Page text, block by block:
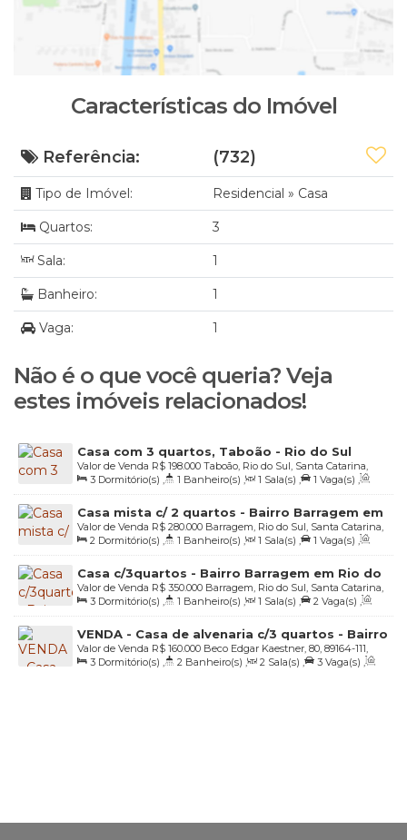
Características do Imóvel
Referência: (732)
Tipo de Imóvel: Residencial » Casa
Quartos: 3
Sala: 1
Banheiro: 1
Vaga: 1
Não é o que você queria? Veja
estes imóveis relacionados!
Casa com 3 quartos, Taboão - Rio do Sul
R$ 198.000
Valor de Venda
Taboão, Rio do Sul, Santa Catarina,
Brasil
3 Dormitório(s) , 1 Banheiro(s) , 1 Sala(s) , 1 Vaga(s) ,
Útil: 140.00m² , Terreno: 391.00m² , Fundos: 26.00m ,
Frente:
31.00m Lado Direito: 26.00m , Lado Esquerdo: 26.00m
Casa mista c/ 2 quartos - Bairro Barragem em
Rio do Sul/SC
R$ 280.000
Valor de Venda
Barragem, Rio do Sul, Santa Catarina,
Brasil
2 Dormitório(s) , 1 Banheiro(s) , 1 Sala(s) , 1 Vaga(s) ,
Útil: 70.00m² , Terreno: 350.00m² , Fundos: 14.00m ,
Frente:
14.00m , Lado Direito: 25 .00m , Lado Esquerdo: 25.00 m
Casa c/3quartos - Bairro Barragem em Rio do
Sul/SC
R$ 350.000
Valor de Venda
Barragem, Rio do Sul, Santa Catarina,
Brasil
3 Dormitório(s) , 1 Banheiro(s) , 1 Sala(s) , 2 Vaga(s) ,
Útil: 110.00m² , Terreno: 375.00m² , Fundos: 15.00m ,
Frente:
15.00m , Lado Direito: 25.00m , Lado Esquerdo: 25.00 m
VENDA - Casa de alvenaria c/3 quartos - Bairro
Canoas - Rio do Sul/SC
R$ 160.000
Valor de Venda
Beco Edgar Kaestner, 80, 89164-111,
Canoas, Rio do Sul, Santa Catarina, Brasil
3 Dormitório(s) , 2 Banheiro(s) , 2 Sala(s) , 3 Vaga(s) ,